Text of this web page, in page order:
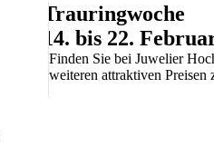
Trauringwoche
14. bis 22.
Finden Sie bei Juwelier
weiteren attraktiven